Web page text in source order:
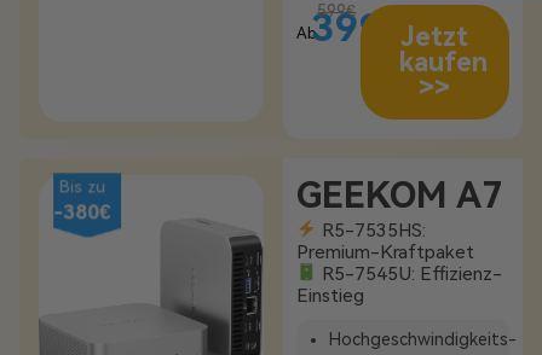
Ab399€
599€
Jetzt
kaufen
>>
Bis zu
-380€ GEEKOM A7
R5-7535HS:
Premium-Kraftpaket
R5-7545U: Effizienz-
Einstieg
Hochgeschwindigkeits-